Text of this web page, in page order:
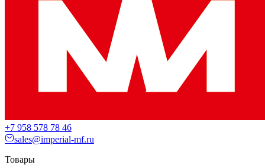
+7 958 578 78 46
sales@imperial-mf.ru
Товары